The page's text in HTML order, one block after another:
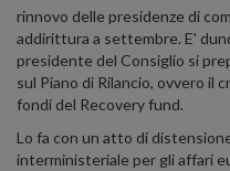
rinnovo delle presidenze di
addirittura a settembre. E'
presidente del Consiglio si
sul Piano di Rilancio, ovvero il
fondi del Recovery fund.
Lo fa con un atto di
interministeriale per gli affari